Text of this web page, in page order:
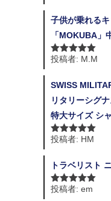
子供が乗れる
「MOKUBA
5段階中 5の
投稿者: M.M
SWISS
リタリーシグ
特大サイズ シ
5段階中 5の
投稿者: HM
トラベリスト
5段階中 5の
投稿者: em